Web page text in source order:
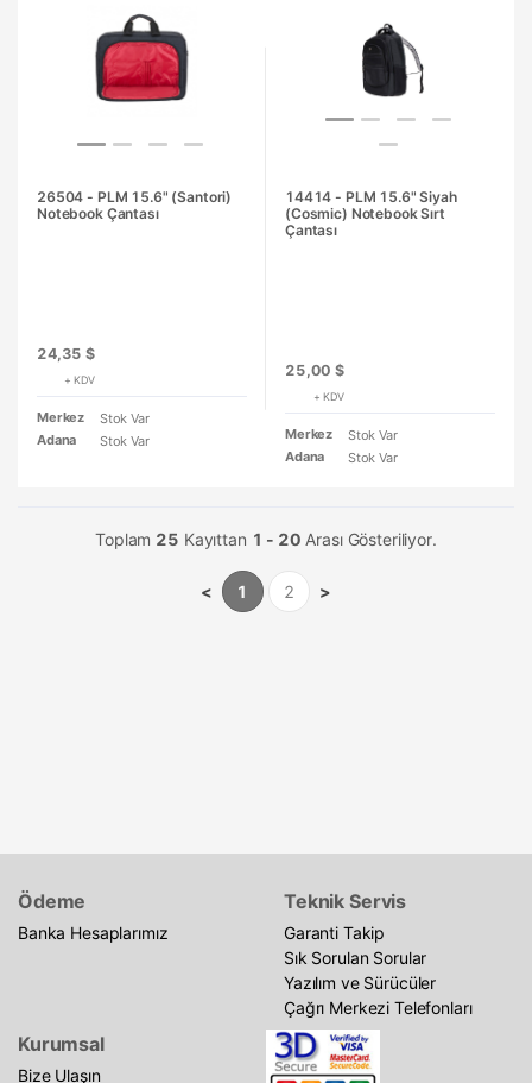
26504 - PLM 15.6" (Santori)
Notebook Çantası
24,35 $
+ KDV
Merkez
Stok Var
Adana
Stok Var
14414 - PLM 15.6" Siyah
(Cosmic) Notebook Sırt
Çantası
25,00 $
+ KDV
Merkez
Stok Var
Adana
Stok Var
Toplam 25 Kayıttan 1 - 20 Arası Gösteriliyor.
< 1 2 >
Ödeme
Banka Hesaplarımız
Teknik Servis
Garanti Takip
Sık Sorulan Sorular
Yazılım ve Sürücüler
Çağrı Merkezi Telefonları
Kurumsal
Bize Ulaşın